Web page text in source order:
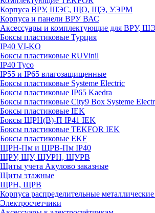
Корпуса ВРУ, ШЭС, ЩО, ЩЭ, УЭРМ
Корпуса и панели ВРУ ВАС
Аксессуары и комплектующие для
Боксы пластиковые Турция
IP40 VI-KO
Боксы пластиковые RUVinil
IP40 Тусо
IP55 и IP65 влагозащищенные
Боксы пластиковые Systeme Electric
Боксы пластиковые IP65 Kaedra
Боксы пластиковые City9 Box Systeme
Боксы пластиковые IEK
Боксы ЩРН(В)-П IP41 IEK
Боксы пластиковые TEKFOR IEK
Боксы пластиковые EKF
ЩРН-Пм и ЩРВ-Пм IP40
ЩРУ, ЩУ, ЩУРН, ЩУРВ
Щиты учета Акулово заказные
Щиты этажные
ЩРН, ЩРВ
Корпуса распределительные
Электросчетчики